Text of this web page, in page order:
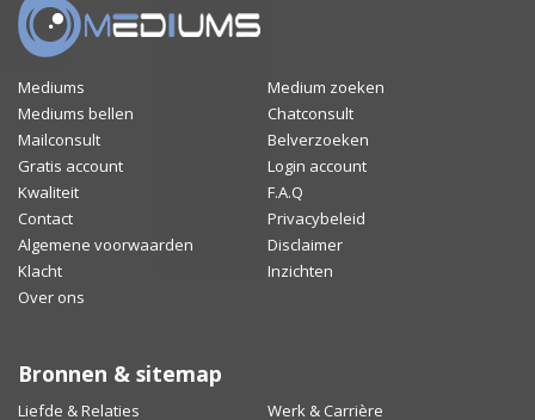
Mediums
Medium zoeken
Mediums bellen
Chatconsult
Mailconsult
Belverzoeken
Gratis account
Login account
Kwaliteit
F.A.Q
Contact
Privacybeleid
Algemene voorwaarden
Disclaimer
Klacht
Inzichten
Over ons
Bronnen & sitemap
Liefde & Relaties Werk & Carrière